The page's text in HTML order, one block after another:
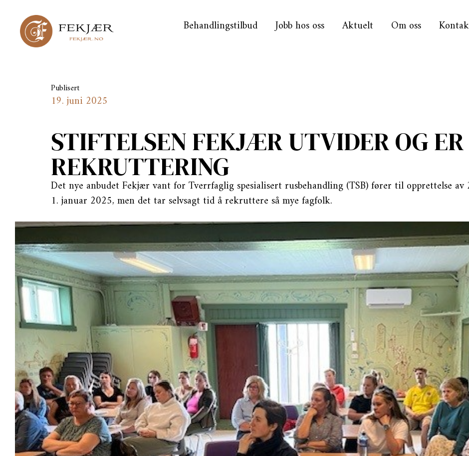
Behandlingstilbud Jobb hos oss Aktuelt Om oss
Publisert
19. juni 2025
STIFTELSEN FEKJÆR UTVIDER OG
REKRUTTERING
Det nye anbudet Fekjær vant for Tverrfaglig spesialisert rusbehandling (TSB) fører til opprettelse
1. januar 2025, men det tar selvsagt tid å rekruttere så mye fagfolk.